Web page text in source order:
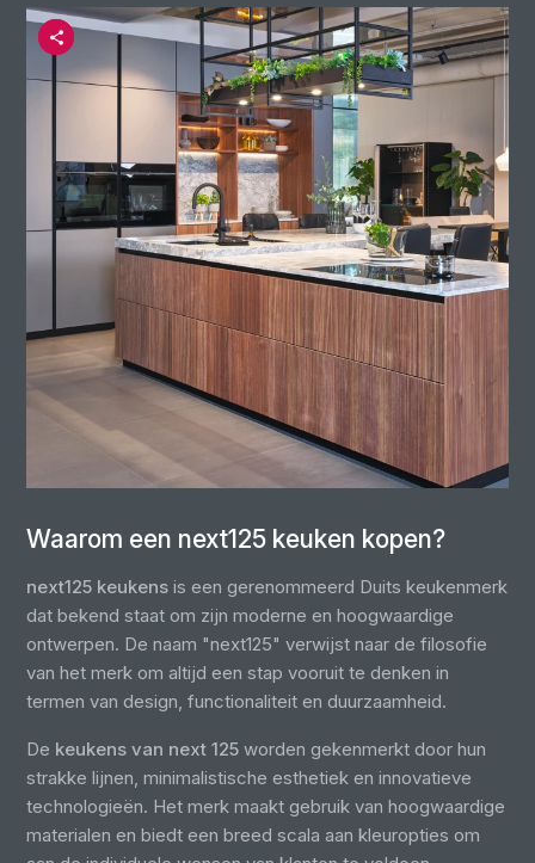
Waarom een next125 keuken kopen?
next125 keukens is een gerenommeerd Duits keukenmerk
dat bekend staat om zijn moderne en hoogwaardige
ontwerpen. De naam "next125" verwijst naar de filosofie
van het merk om altijd een stap vooruit te denken in
termen van design, functionaliteit en duurzaamheid.
De keukens van next 125 worden gekenmerkt door hun
strakke lijnen, minimalistische esthetiek en innovatieve
technologieën. Het merk maakt gebruik van hoogwaardige
materialen en biedt een breed scala aan kleuropties om